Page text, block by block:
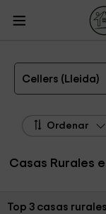
Lleida
Casas Rurales
Las 3 mejores casas
Cellers (Lleida)
Ordenar
Casas Rurales
Ordenar por:
Top 3 casas